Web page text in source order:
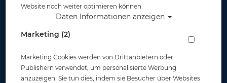
Website noch weiter optimieren können.
Daten Informationen anzeigen
Marketing (2)
Marketing Cookies werden von Drittanbietern oder
Publishern verwendet, um personalisierte Werbung
anzuzeigen. Sie tun dies, indem sie Besucher über Websites